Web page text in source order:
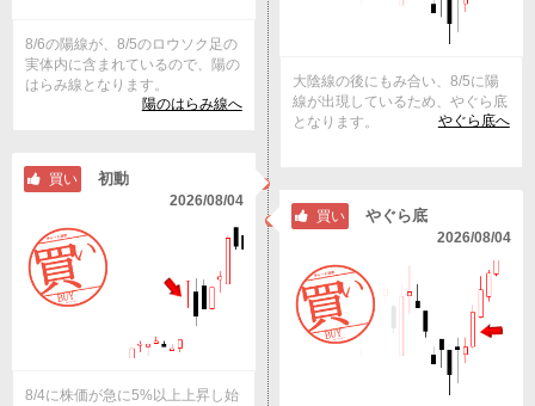
8/6の陽線が、8/5のロウソク足の
実体内に含まれているので、陽の
はらみ線となります。
陽のはらみ線へ
大陰線の後にもみ合い、8/5に陽
線が出現しているため、やぐら底
となります。
やぐら底へ
買い 初動
2026/08/04
8/4に株価が急に5%以上上昇し始
買い やぐら底
2026/08/04